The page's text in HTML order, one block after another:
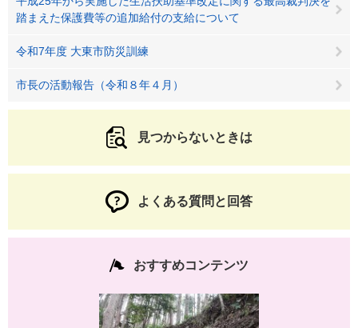
踏まえた保護費等の追加給付の支給について
令和7年度 大東市防災訓練
市長の活動報告（令和８年４月）
見つからないときは
よくある質問と回答
おすすめコンテンツ